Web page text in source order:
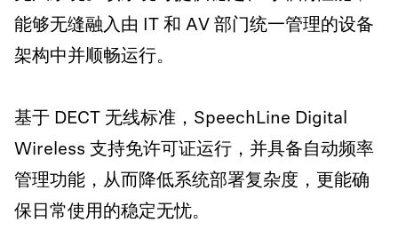
能够无缝融入由 IT 和 AV 部门统一管理的设备
架构中并顺畅运行。
基于 DECT 无线标准，SpeechLine Digital
Wireless 支持免许可证运行，并具备自动频率
管理功能，从而降低系统部署复杂度，更能确
保日常使用的稳定无忧。